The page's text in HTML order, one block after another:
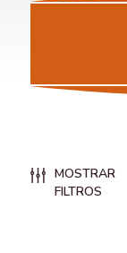
MOSTRAR
FILTROS